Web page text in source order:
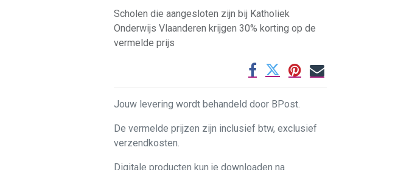
Scholen die aangesloten zijn bij Katholiek
Onderwijs Vlaanderen krijgen 30% korting op de
vermelde prijs
Jouw levering wordt behandeld door BPost.
De vermelde prijzen zijn inclusief btw, exclusief
verzendkosten.
Digitale producten kun je downloaden na